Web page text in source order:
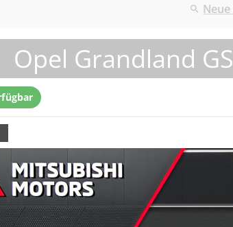
Opel Grandland